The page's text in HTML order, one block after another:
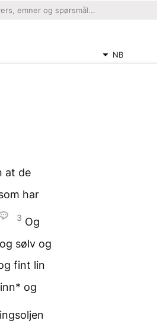
NB
at de
har
3 Og
sølv og
fint lin
og